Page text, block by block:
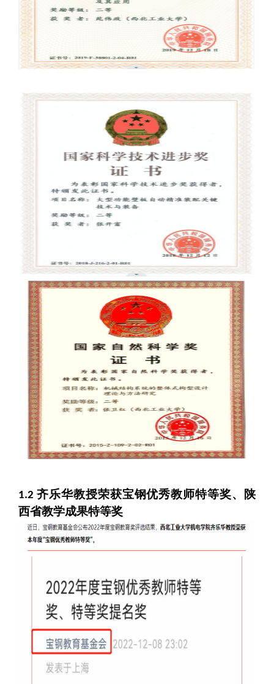
1.2齐乐华教授荣获宝钢优秀教师特等奖、陕
西省教学成果特等奖